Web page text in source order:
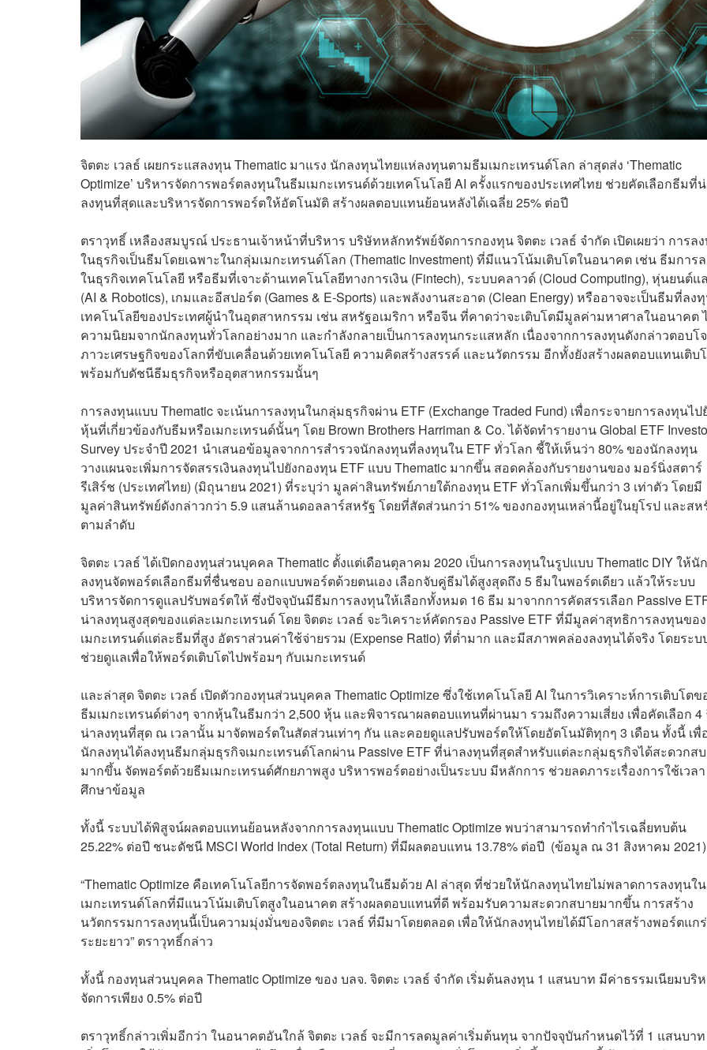
จิตตะ เวลธ์ เผยกระแสลงทุน Thematic มาแรง นักลงทุนไทยแห่ลงทุนตามธีมเมกะเทรนด์โลก ล่าสุดส่ง ‘Thematic
Optimize’ บริหารจัดการพอร์ตลงทุนในธีมเมกะเทรนด์ด้วยเทคโนโลยี AI ครั้งแรกของประเทศไทย ช่วยคัดเลือกธีมที่
ลงทุนที่สุดและบริหารจัดการพอร์ตให้อัตโนมัติ สร้างผลตอบแทนย้อนหลังได้เฉลี่ย 25% ต่อปี
ตราวุทธิ์ เหลืองสมบูรณ์ ประธานเจ้าหน้าที่บริหาร บริษัทหลักทรัพย์จัดการกองทุน จิตตะ เวลธ์ จำกัด เปิดเผยว่า การล
ในธุรกิจเป็นธีมโดยเฉพาะในกลุ่มเมกะเทรนด์โลก (Thematic Investment) ที่มีแนวโน้มเติบโตในอนาคต เช่น ธีมการ
ในธุรกิจเทคโนโลยี หรือธีมที่เจาะด้านเทคโนโลยีทางการเงิน (Fintech), ระบบคลาวด์ (Cloud Computing), หุ่นยนต์แ
(AI & Robotics), เกมและอีสปอร์ต (Games & E-Sports) และพลังงานสะอาด (Clean Energy) หรืออาจจะเป็นธีมที่ลง
เทคโนโลยีของประเทศผู้นำในอุตสาหกรรม เช่น สหรัฐอเมริกา หรือจีน ที่คาดว่าจะเติบโตมีมูลค่ามหาศาลในอนาคต
ความนิยมจากนักลงทุนทั่วโลกอย่างมาก และกำลังกลายเป็นการลงทุนกระแสหลัก เนื่องจากการลงทุนดังกล่าวตอบโ
ภาวะเศรษฐกิจของโลกที่ขับเคลื่อนด้วยเทคโนโลยี ความคิดสร้างสรรค์ และนวัตกรรม อีกทั้งยังสร้างผลตอบแทนเติบ
พร้อมกับดัชนีธีมธุรกิจหรืออุตสาหกรรมนั้นๆ
การลงทุนแบบ Thematic จะเน้นการลงทุนในกลุ่มธุรกิจผ่าน ETF (Exchange Traded Fund) เพื่อกระจายการลงทุนไป
หุ้นที่เกี่ยวข้องกับธีมหรือเมกะเทรนด์นั้นๆ โดย Brown Brothers Harriman & Co. ได้จัดทำรายงาน Global ETF
Survey ประจำปี 2021 นำเสนอข้อมูลจากการสำรวจนักลงทุนที่ลงทุนใน ETF ทั่วโลก ชี้ให้เห็นว่า 80% ของนักลงทุน
วางแผนจะเพิ่มการจัดสรรเงินลงทุนไปยังกองทุน ETF แบบ Thematic มากขึ้น สอดคล้องกับรายงานของ มอร์นิ่งสตาร์
รีเสิร์ช (ประเทศไทย) (มิถุนายน 2021) ที่ระบุว่า มูลค่าสินทรัพย์ภายใต้กองทุน ETF ทั่วโลกเพิ่มขึ้นกว่า 3 เท่าตัว โดยมี
มูลค่าสินทรัพย์ดังกล่าวกว่า 5.9 แสนล้านดอลลาร์สหรัฐ โดยที่สัดส่วนกว่า 51% ของกองทุนเหล่านี้อยู่ในยุโรป และสห
ตามลำดับ
จิตตะ เวลธ์ ได้เปิดกองทุนส่วนบุคคล Thematic ตั้งแต่เดือนตุลาคม 2020 เป็นการลงทุนในรูปแบบ Thematic DIY ให้นัก
ลงทุนจัดพอร์ตเลือกธีมที่ชื่นชอบ ออกแบบพอร์ตด้วยตนเอง เลือกจับคู่ธีมได้สูงสุดถึง 5 ธีมในพอร์ตเดียว แล้วให้ระบบ
บริหารจัดการดูแลปรับพอร์ตให้ ซึ่งปัจจุบันมีธีมการลงทุนให้เลือกทั้งหมด 16 ธีม มาจากการคัดสรรเลือก Passive
น่าลงทุนสูงสุดของแต่ละเมกะเทรนด์ โดย จิตตะ เวลธ์ จะวิเคราะห์คัดกรอง Passive ETF ที่มีมูลค่าสุทธิการลงทุนขอ
เมกะเทรนด์แต่ละธีมที่สูง อัตราส่วนค่าใช้จ่ายรวม (Expense Ratio) ที่ต่ำมาก และมีสภาพคล่องลงทุนได้จริง โดยระบ
ช่วยดูแลเพื่อให้พอร์ตเติบโตไปพร้อมๆ กับเมกะเทรนด์
และล่าสุด จิตตะ เวลธ์ เปิดตัวกองทุนส่วนบุคคล Thematic Optimize ซึ่งใช้เทคโนโลยี AI ในการวิเคราะห์การเติบโตข
ธีมเมกะเทรนด์ต่างๆ จากหุ้นในธีมกว่า 2,500 หุ้น และพิจารณาผลตอบแทนที่ผ่านมา รวมถึงความเสี่ยง เพื่อคัดเลือก
น่าลงทุนที่สุด ณ เวลานั้น มาจัดพอร์ตในสัดส่วนเท่าๆ กัน และคอยดูแลปรับพอร์ตให้โดยอัตโนมัติทุกๆ 3 เดือน ทั้งนี้ เพื่
นักลงทุนได้ลงทุนธีมกลุ่มธุรกิจเมกะเทรนด์โลกผ่าน Passive ETF ที่น่าลงทุนที่สุดสำหรับแต่ละกลุ่มธุรกิจได้สะดวกส
มากขึ้น จัดพอร์ตด้วยธีมเมกะเทรนด์ศักยภาพสูง บริหารพอร์ตอย่างเป็นระบบ มีหลักการ ช่วยลดภาระเรื่องการใช้เวลา
ศึกษาข้อมูล
ทั้งนี้ ระบบได้พิสูจน์ผลตอบแทนย้อนหลังจากการลงทุนแบบ Thematic Optimize พบว่าสามารถทำกำไรเฉลี่ยทบต้น
25.22% ต่อปี ชนะดัชนี MSCI World Index (Total Return) ที่มีผลตอบแทน 13.78% ต่อปี (ข้อมูล ณ 31 สิงหาคม 2021)
“Thematic Optimize คือเทคโนโลยีการจัดพอร์ตลงทุนในธีมด้วย AI ล่าสุด ที่ช่วยให้นักลงทุนไทยไม่พลาดการลงทุนใ
เมกะเทรนด์โลกที่มีแนวโน้มเติบโตสูงในอนาคต สร้างผลตอบแทนที่ดี พร้อมรับความสะดวกสบายมากขึ้น การสร้าง
นวัตกรรมการลงทุนนี้เป็นความมุ่งมั่นของจิตตะ เวลธ์ ที่มีมาโดยตลอด เพื่อให้นักลงทุนไทยได้มีโอกาสสร้างพอร์ตแก
ระยะยาว” ตราวุทธิ์กล่าว
ทั้งนี้ กองทุนส่วนบุคคล Thematic Optimize ของ บลจ. จิตตะ เวลธ์ จำกัด เริ่มต้นลงทุน 1 แสนบาท มีค่าธรรมเนียมบริ
จัดการเพียง 0.5% ต่อปี
ตราวุทธิ์กล่าวเพิ่มอีกว่า ในอนาคตอันใกล้ จิตตะ เวลธ์ จะมีการลดมูลค่าเริ่มต้นทุน จากปัจจุบันกำหนดไว้ที่ 1 แสนบาท